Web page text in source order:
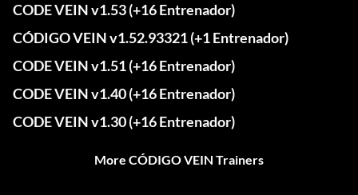
CODE VEIN v1.53 (+16 Entrenador)
CÓDIGO VEIN v1.52.93321 (+1 Entrenador)
CODE VEIN v1.51 (+16 Entrenador)
CODE VEIN v1.40 (+16 Entrenador)
CODE VEIN v1.30 (+16 Entrenador)
More CÓDIGO VEIN Trainers